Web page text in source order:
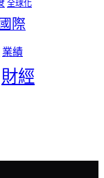
全球化
際
業績
財經